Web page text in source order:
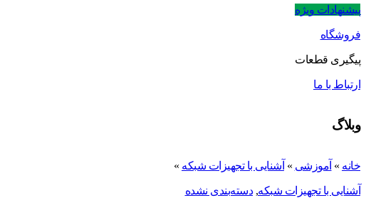
پیشنهادات ویژه
فروشگاه
پیگیری قطعات
ارتباط با ما
وبلاگ
خانه » آموزشی » آشنایی با تجهیزات شبکه »
آشنایی با تجهیزات شبکه,دسته‌بندی نشده